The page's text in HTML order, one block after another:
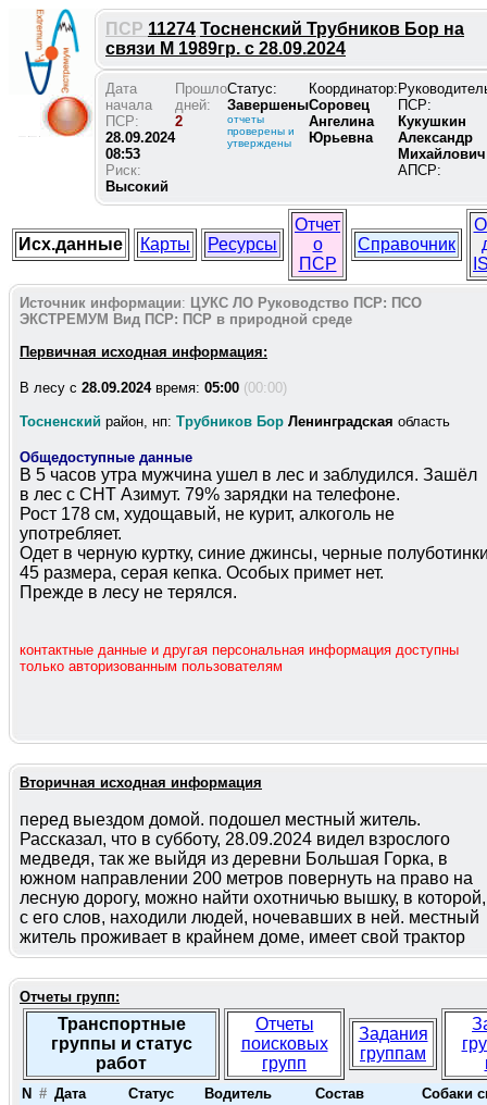
ПСР 11274 Тосненский Трубников Бор на
связи М 1989гр. с 28.09.2024
Дата
начала
ПСР:
28.09.2024
08:53
Риск:
Высокий
Прошло
дней:
2
Статус:
Завершены
отчеты
проверены и
утверждены
Координатор:
Соровец
Ангелина
Юрьевна
ПСР:
Кукушкин
Александр
Михайлович
АПСР:
Исх.данные Карты Ресурсы
Отчет
о
ПСР
Справочник
Источник информации: ЦУКС ЛО Руководство ПСР: ПСО
ЭКСТРЕМУМ Вид ПСР: ПСР в природной среде
Первичная исходная информация:
В лесу c 28.09.2024время: 05:00 (00:00)
Тосненский район, нп: Трубников Бор Ленинградская область
Общедоступные данные
В 5 часов утра мужчина ушел в лес и заблудился. Зашёл
в лес с СНТ Азимут. 79% зарядки на телефоне.
Рост 178 см, худощавый, не курит, алкоголь не
употребляет.
Одет в черную куртку, синие джинсы, черные
45 размера, серая кепка. Особых примет нет.
Прежде в лесу не терялся.
контактные данные и другая персональная информация доступны
только авторизованным пользователям
Вторичная исходная информация
перед выездом домой. подошел местный житель.
Рассказал, что в субботу, 28.09.2024 видел взрослого
медведя, так же выйдя из деревни Большая Горка, в
южном направлении 200 метров повернуть на право на
лесную дорогу, можно найти охотничью вышку, в которой,
с его слов, находили людей, ночевавших в ней. местный
житель проживает в крайнем доме, имеет свой трактор
Отчеты групп:
Транспортные
группы и статус
работ
Отчеты
поисковых
групп
Задания
группам
N # Дата Статус Водитель Состав
Собаки